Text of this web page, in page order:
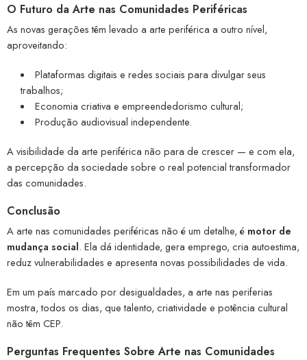
O Futuro da Arte nas Comunidades Periféricas
As novas gerações têm levado a arte periférica a outro nível,
aproveitando:
Plataformas digitais e redes sociais para divulgar seus
trabalhos;
Economia criativa e empreendedorismo cultural;
Produção audiovisual independente.
A visibilidade da arte periférica não para de crescer — e com ela,
a percepção da sociedade sobre o real potencial transformador
das comunidades.
Conclusão
A arte nas comunidades periféricas não é um detalhe, é motor de
mudança social. Ela dá identidade, gera emprego, cria autoestima,
reduz vulnerabilidades e apresenta novas possibilidades de vida.
Em um país marcado por desigualdades, a arte nas periferias
mostra, todos os dias, que talento, criatividade e potência cultural
não têm CEP.
Perguntas Frequentes Sobre Arte nas Comunidades